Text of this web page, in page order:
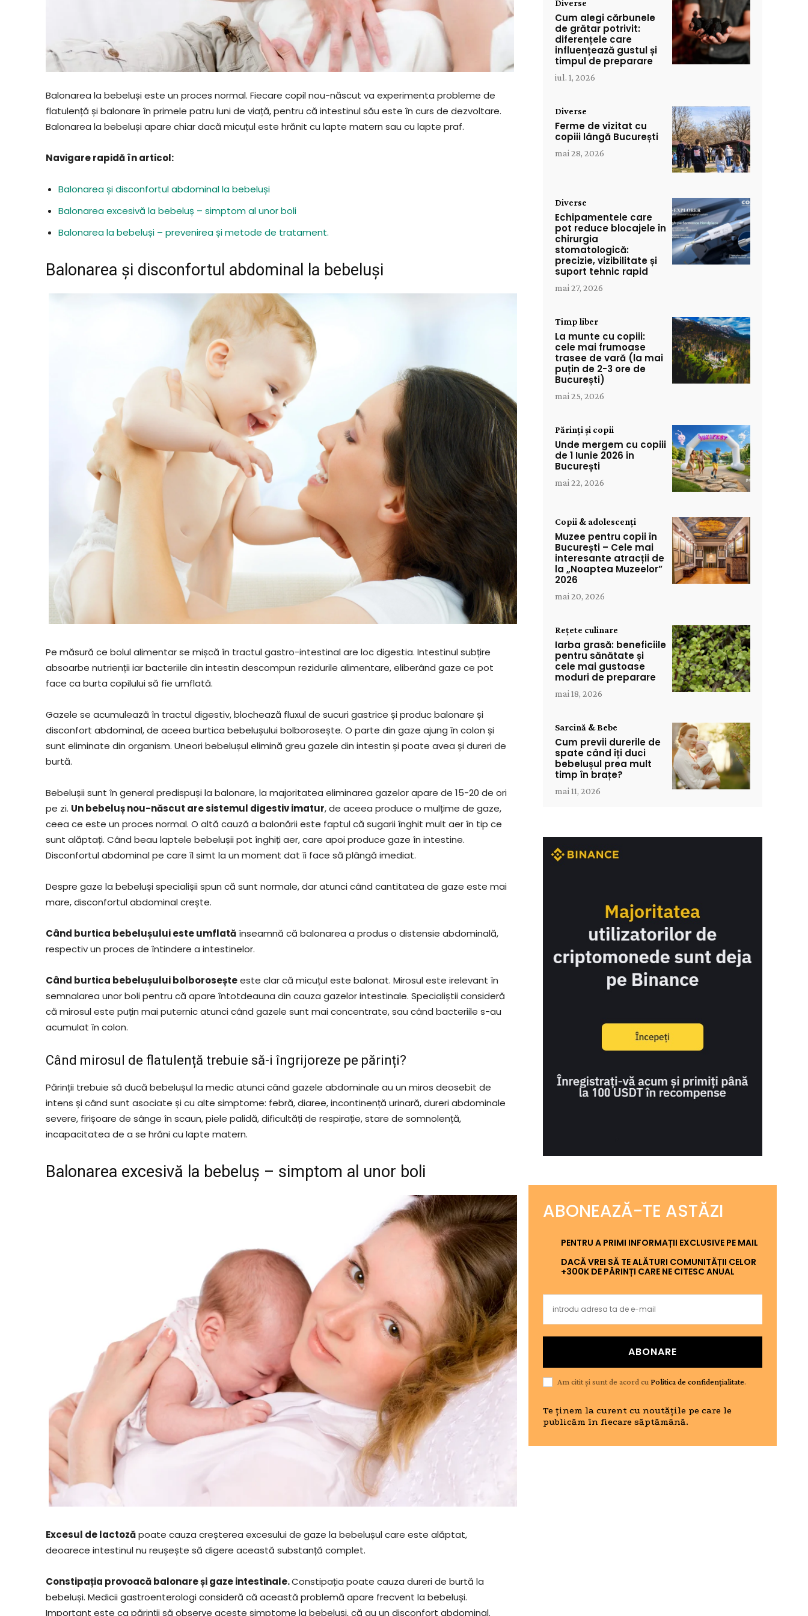
Balonarea la bebeluși este un proces normal. Fiecare copil nou-născut va experimenta probleme de
flatulență și balonare în primele patru luni de viață, pentru că intestinul său este în curs de dezvoltare.
Balonarea la bebeluși apare chiar dacă micuțul este hrănit cu lapte matern sau cu lapte praf.
Navigare rapidă în articol:
Balonarea și disconfortul abdominal la bebeluși
Balonarea excesivă la bebeluș – simptom al unor boli
Balonarea la bebeluși – prevenirea și metode de tratament.
Balonarea și disconfortul abdominal la bebeluși
Pe măsură ce bolul alimentar se mișcă în tractul gastro-intestinal are loc digestia. Intestinul subțire
absoarbe nutrienții iar bacteriile din intestin descompun rezidurile alimentare, eliberând gaze ce pot
face ca burta copilului să fie umflată.
Gazele se acumulează în tractul digestiv, blochează fluxul de sucuri gastrice și produc balonare și
disconfort abdominal, de aceea burtica bebelușului bolborosește. O parte din gaze ajung în colon și
sunt eliminate din organism. Uneori bebelușul elimină greu gazele din intestin și poate avea și dureri de
burtă.
Bebelușii sunt în general predispuși la balonare, la majoritatea eliminarea gazelor apare de 15-20 de ori
pe zi. Un bebeluș nou-născut are sistemul digestiv imatur, de aceea produce o mulțime de gaze,
ceea ce este un proces normal. O altă cauză a balonării este faptul că sugarii înghit mult aer în tip ce
sunt alăptați. Când beau laptele bebelușii pot înghiți aer, care apoi produce gaze în intestine.
Disconfortul abdominal pe care îl simt la un moment dat îi face să plângă imediat.
Despre gaze la bebeluși specialișii spun că sunt normale, dar atunci când cantitatea de gaze este mai
mare, disconfortul abdominal crește.
Când burtica bebelușului este umflatăînseamnă că balonarea a produs o distensie abdominală,
respectiv un proces de întindere a intestinelor.
Când burtica bebelușului bolboroseșteeste clar că micuțul este balonat. Mirosul este irelevant în
semnalarea unor boli pentru că apare întotdeauna din cauza gazelor intestinale. Specialiștii consideră
că mirosul este puțin mai puternic atunci când gazele sunt mai concentrate, sau când bacteriile s-au
acumulat în colon.
Când mirosul de flatulență trebuie să-i îngrijoreze pe părinți?
Părinții trebuie să ducă bebelușul la medic atunci când gazele abdominale au un miros deosebit de
intens și când sunt asociate și cu alte simptome: febră, diaree, incontinență urinară, dureri abdominale
severe, firișoare de sânge în scaun, piele palidă, dificultăți de respirație, stare de somnolență,
incapacitatea de a se hrăni cu lapte matern.
Balonarea excesivă la bebeluș – simptom al unor boli
Excesul de lactozăpoate cauza creșterea excesului de gaze la bebelușul care este alăptat,
deoarece intestinul nu reușește să digere această substanță complet.
Constipația provoacă balonare și gaze intestinale.Constipația poate cauza dureri de burtă la
bebeluși. Medicii gastroenterologi consideră că această problemă apare frecvent la bebeluși.
Important este ca părinții să observe aceste simptome la bebeluși, că au un disconfort abdominal.
Diverse
Cum alegi cărbunele
de grătar potrivit:
diferențele care
influențează gustul și
timpul de preparare
iul. 1, 2026
Diverse
Ferme de vizitat cu
copiii lângă București
mai 28, 2026
Diverse
Echipamentele care
pot reduce blocajele în
chirurgia
stomatologică:
precizie, vizibilitate și
suport tehnic rapid
mai 27, 2026
Timp liber
La munte cu copiii:
cele mai frumoase
trasee de vară (la mai
puțin de 2-3 ore de
București)
mai 25, 2026
Părinți și copii
Unde mergem cu copiii
de 1 Iunie 2026 în
București
mai 22, 2026
Copii & adolescenți
Muzee pentru copii în
București – Cele mai
interesante atracții de
la „Noaptea Muzeelor”
2026
mai 20, 2026
Rețete culinare
Iarba grasă: beneficiile
pentru sănătate și
cele mai gustoase
moduri de preparare
mai 18, 2026
Sarcină & Bebe
Cum previi durerile de
spate când îți duci
bebelușul prea mult
timp în brațe?
mai 11, 2026
ABONEAZĂ-TE ASTĂZI
PENTRU A PRIMI INFORMAȚII EXCLUSIVE PE MAIL
DACĂ VREI SĂ TE ALĂTURI COMUNITĂȚII CELOR
+300K DE PĂRINȚI CARE NE CITESC ANUAL
ABONARE
Am citit și sunt de acord cuPolitica de confidențialitate.
Te ținem la curent cu noutățile pe care le
publicăm în fiecare săptămână.